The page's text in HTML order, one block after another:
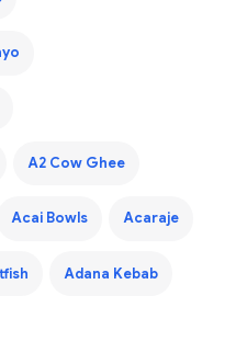
A2 Cow Ghee
Acai Bowls Acaraje
Adana Kebab